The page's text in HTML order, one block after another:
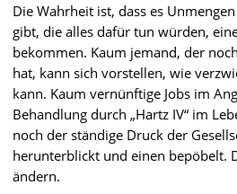
Die Wahrheit ist, dass es
gibt, die alles dafür tun würden,
bekommen. Kaum jemand, der
hat, kann sich vorstellen, wie
kann. Kaum vernünftige Jobs im
Behandlung durch „Hartz IV“ im
noch der ständige Druck der
herunterblickt und einen bepöbelt.
ändern.